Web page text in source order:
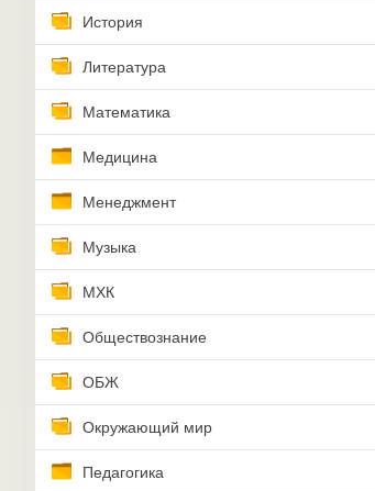
История
Литература
Математика
Медицина
Менеджмент
Музыка
МХК
Обществознание
ОБЖ
Окружающий мир
Педагогика